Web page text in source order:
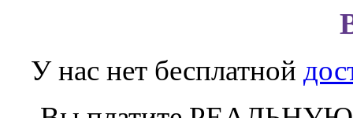
У нас нет бесплатной